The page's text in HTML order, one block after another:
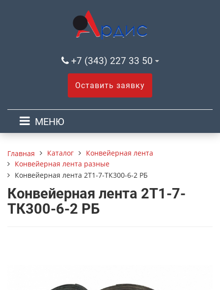
+7 (343) 227 33 50
Оставить заявку
МЕНЮ
Главная Каталог
Конвейерная лента
Конвейерная лента разные
Конвейерная лента 2Т1-7-ТК300-6-2 РБ
Конвейерная лента 2Т1-7-
ТК300-6-2 РБ